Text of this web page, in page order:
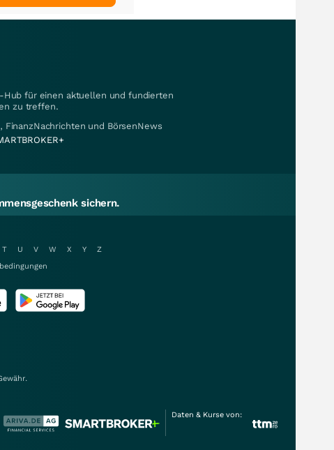
Hub für einen aktuellen und fundierten
zu treffen.
FinanzNachrichten und BörsenNews
sichern.
T U V W X Y
Z
Daten & Kurse von: